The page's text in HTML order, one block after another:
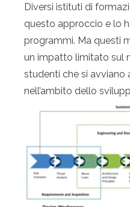
Diversi istituti di
questo approccio e lo
programmi. Ma questi
un impatto limitato sul
studenti che si avviano
nell’ambito dello